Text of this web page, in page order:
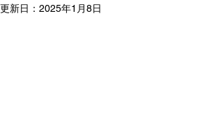
更新日： 2025年1月8日